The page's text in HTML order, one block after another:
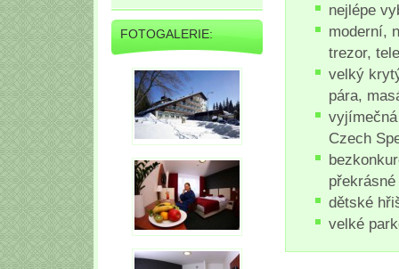
nejlépe
moderní,
trezor,
velký
pára,
Czech
dětské
velké
FOTOGALERIE: